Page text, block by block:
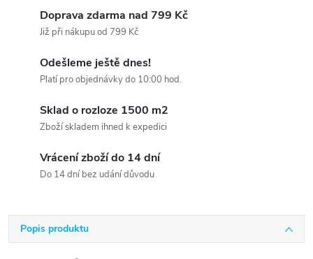
Doprava zdarma nad 799 Kč
Již při nákupu od 799 Kč
Odešleme ještě dnes!
Platí pro objednávky do 10:00 hod.
Sklad o rozloze 1500 m2
Zboží skladem ihned k expedici
Vrácení zboží do 14 dní
Do 14 dní bez udání důvodu
Popis produktu